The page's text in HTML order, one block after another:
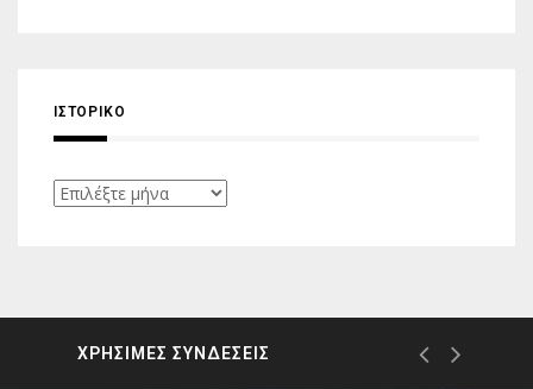
ΙΣΤΟΡΙΚΌ
Ιστορικό
ΧΡΗΣΙΜΕΣ ΣΥΝΔΕΣΕΙΣ